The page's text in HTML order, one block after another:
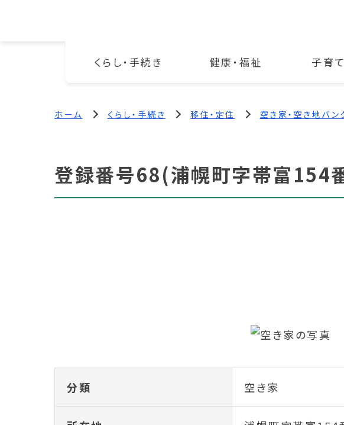
くらし・手続き 健康・福祉 子育
ホーム くらし・手続き 移住・定住 空き家・空き地バン
登録番号68(浦幌町字帯富154
分類 空き家